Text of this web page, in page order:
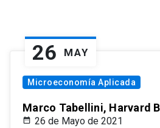
26 MAY
Microeconomía Aplicada
Marco Tabellini, Harvard
26 de Mayo de 2021